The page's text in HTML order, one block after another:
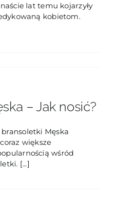
lat temu kojarzyły
kobietom.
– Jak nosić?
Męska
większe
wśród
[...]